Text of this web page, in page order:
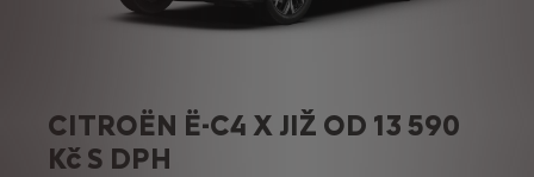
CITROËN Ë-C4 X JIŽ OD 13 590
Kč S DPH